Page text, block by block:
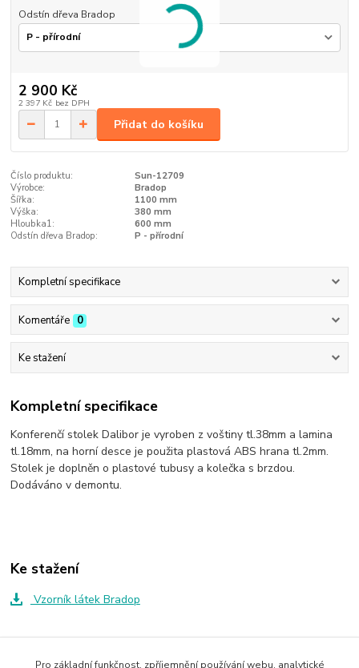
Odstín dřeva Bradop
2 900 Kč
2 397 Kč bez DPH
Přidat do košíku
Číslo produktu:
Sun-12709
Výrobce:
Bradop
Šířka:
1100 mm
Výška:
380 mm
Hloubka1:
600 mm
Odstín dřeva Bradop:
P - přírodní
Kompletní specifikace
Komentáře 0
Ke stažení
Kompletní specifikace
Konferenčí stolek Dalibor je vyroben z voštiny tl.38mm a lamina
tl.18mm, na horní desce je použita plastová ABS hrana tl.2mm.
Stolek je doplněn o plastové tubusy a kolečka s brzdou.
Dodáváno v demontu.
Ke stažení
Vzorník látek Bradop
Zboží zařazeno v kategoriích
Pro základní funkčnost, zpříjemnění používání webu, analytické